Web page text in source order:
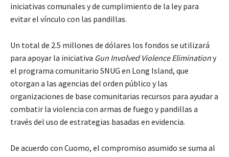
iniciativas comunales y de cumplimiento de la ley para
evitar el vínculo con las pandillas.
Un total de 2.5 millones de dólares los fondos se utilizará
para apoyar la iniciativa Gun Involved Violence Eliminationy
el programa comunitario SNUG en Long Island, que
otorgan a las agencias del orden público y las
organizaciones de base comunitarias recursos para ayudar a
combatir la violencia con armas de fuego y pandillas a
través del uso de estrategias basadas en evidencia.
De acuerdo con Cuomo, el compromiso asumido se suma al